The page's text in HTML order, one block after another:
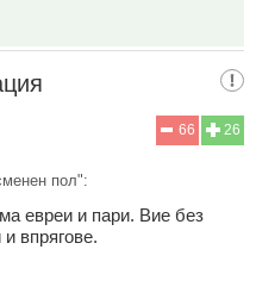
26
66
пол":
евреи и пари. Вие без
впрягове.